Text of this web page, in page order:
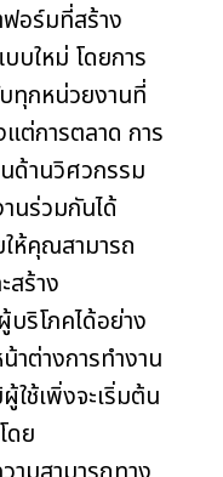
อร์มที่สร้าง
บใหม่ โดยการ
ทุกหน่วยงานที่
ต่การตลาด การ
ด้านวิศวกรรม
นร่วมกันได้
ห้คุณสามารถ
ร้าง
ริโภคได้อย่าง
าต่างการทำงาน
ช้เพิ่งจะเริ่มต้น
ดย